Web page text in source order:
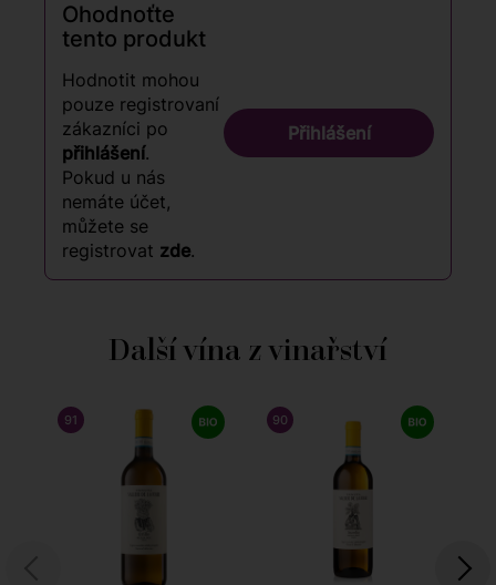
Ohodnoťte
tento produkt
Hodnotit mohou
pouze registrovaní
zákazníci po
přihlášení.
Pokud u nás
nemáte účet,
můžete se
registrovat zde.
Přihlášení
Další vína z vinařství
91 JAMES SUCKLING 90 JAMES SUCKLING